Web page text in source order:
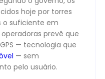
hoje por torres
o suficiente em
prevê que
— tecnologia que
— sem
pelo usuário.